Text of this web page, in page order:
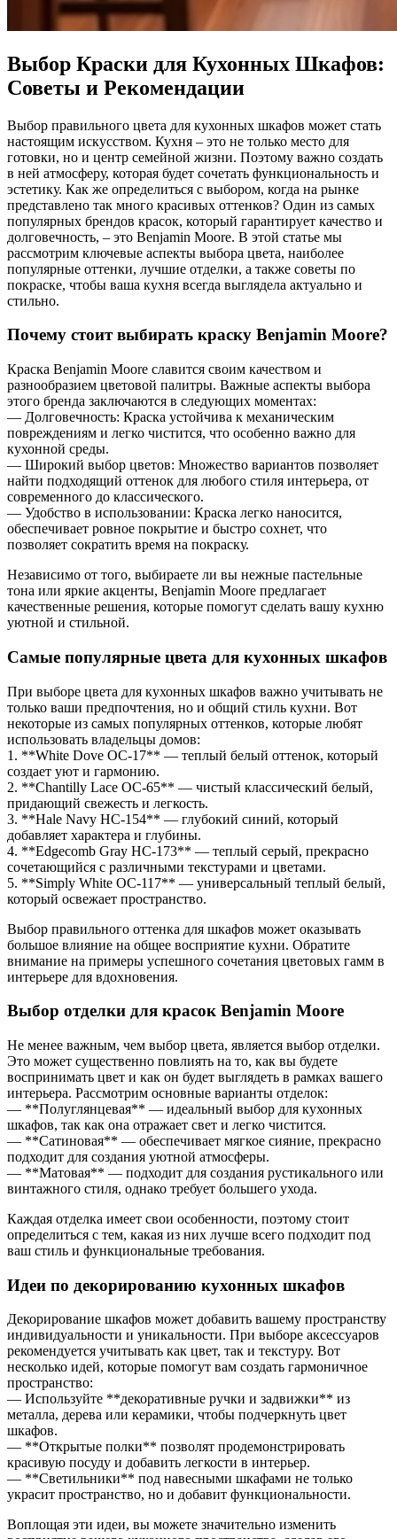
Выбор Краски для Кухонных Шкафов:
Советы и Рекомендации
Выбор правильного цвета для кухонных шкафов может стать
настоящим искусством. Кухня – это не только место для
готовки, но и центр семейной жизни. Поэтому важно создать
в ней атмосферу, которая будет сочетать функциональность и
эстетику. Как же определиться с выбором, когда на рынке
представлено так много красивых оттенков? Один из самых
популярных брендов красок, который гарантирует качество и
долговечность, – это Benjamin Moore. В этой статье мы
рассмотрим ключевые аспекты выбора цвета, наиболее
популярные оттенки, лучшие отделки, а также советы по
покраске, чтобы ваша кухня всегда выглядела актуально и
стильно.
Почему стоит выбирать краску Benjamin Moore?
Краска Benjamin Moore славится своим качеством и
разнообразием цветовой палитры. Важные аспекты выбора
этого бренда заключаются в следующих моментах:
— Долговечность: Краска устойчива к механическим
повреждениям и легко чистится, что особенно важно для
кухонной среды.
— Широкий выбор цветов: Множество вариантов позволяет
найти подходящий оттенок для любого стиля интерьера, от
современного до классического.
— Удобство в использовании: Краска легко наносится,
обеспечивает ровное покрытие и быстро сохнет, что
позволяет сократить время на покраску.
Независимо от того, выбираете ли вы нежные пастельные
тона или яркие акценты, Benjamin Moore предлагает
качественные решения, которые помогут сделать вашу кухню
уютной и стильной.
Самые популярные цвета для кухонных шкафов
При выборе цвета для кухонных шкафов важно учитывать не
только ваши предпочтения, но и общий стиль кухни. Вот
некоторые из самых популярных оттенков, которые любят
использовать владельцы домов:
1. **White Dove OC-17** — теплый белый оттенок, который
создает уют и гармонию.
2. **Chantilly Lace OC-65** — чистый классический белый,
придающий свежесть и легкость.
3. **Hale Navy HC-154** — глубокий синий, который
добавляет характера и глубины.
4. **Edgecomb Gray HC-173** — теплый серый, прекрасно
сочетающийся с различными текстурами и цветами.
5. **Simply White OC-117** — универсальный теплый белый,
который освежает пространство.
Выбор правильного оттенка для шкафов может оказывать
большое влияние на общее восприятие кухни. Обратите
внимание на примеры успешного сочетания цветовых гамм в
интерьере для вдохновения.
Выбор отделки для красок Benjamin Moore
Не менее важным, чем выбор цвета, является выбор отделки.
Это может существенно повлиять на то, как вы будете
воспринимать цвет и как он будет выглядеть в рамках вашего
интерьера. Рассмотрим основные варианты отделок:
— **Полуглянцевая** — идеальный выбор для кухонных
шкафов, так как она отражает свет и легко чистится.
— **Сатиновая** — обеспечивает мягкое сияние, прекрасно
подходит для создания уютной атмосферы.
— **Матовая** — подходит для создания рустикального или
винтажного стиля, однако требует большего ухода.
Каждая отделка имеет свои особенности, поэтому стоит
определиться с тем, какая из них лучше всего подходит под
ваш стиль и функциональные требования.
Идеи по декорированию кухонных шкафов
Декорирование шкафов может добавить вашему пространству
индивидуальности и уникальности. При выборе аксессуаров
рекомендуется учитывать как цвет, так и текстуру. Вот
несколько идей, которые помогут вам создать гармоничное
пространство:
— Используйте **декоративные ручки и задвижки** из
металла, дерева или керамики, чтобы подчеркнуть цвет
шкафов.
— **Открытые полки** позволят продемонстрировать
красивую посуду и добавить легкости в интерьер.
— **Светильники** под навесными шкафами не только
украсит пространство, но и добавит функциональности.
Воплощая эти идеи, вы можете значительно изменить